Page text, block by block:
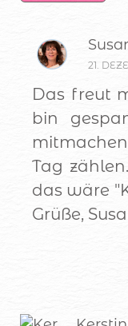
21.
Das freut
bin
Tag
das wäre
Grüße,